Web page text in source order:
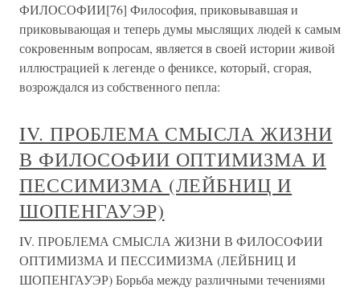
ФИЛОСОФИИ[76] Философия, приковывавшая и
приковывающая и теперь думы мыслящих людей к самым
сокровенным вопросам, является в своей истории живой
иллюстрацией к легенде о фениксе, который, сгорая,
возрождался из собственного пепла:
IV. ПРОБЛЕМА СМЫСЛА ЖИЗНИ
В ФИЛОСОФИИ ОПТИМИЗМА И
ПЕССИМИЗМА (ЛЕЙБНИЦ И
ШОПЕНГАУЭР)
IV. ПРОБЛЕМА СМЫСЛА ЖИЗНИ В ФИЛОСОФИИ
ОПТИМИЗМА И ПЕССИМИЗМА (ЛЕЙБНИЦ И
ШОПЕНГАУЭР) Борьба между различными течениями